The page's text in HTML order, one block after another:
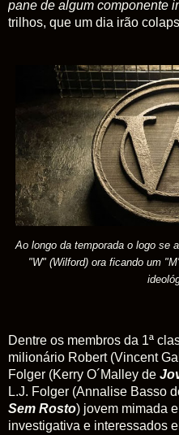
pane de algum componente
trilhos, que um dia irão
Ao longo da temporada o logo se
"W" (Wilford) ora ficando um
Dentre os membros da 1ª
milionário Robert (Vincent
Folger (Kerry O´Malley de
L.J. Folger (Annalise Basso
Sem Rosto) jovem mimada
investigativa e interessados